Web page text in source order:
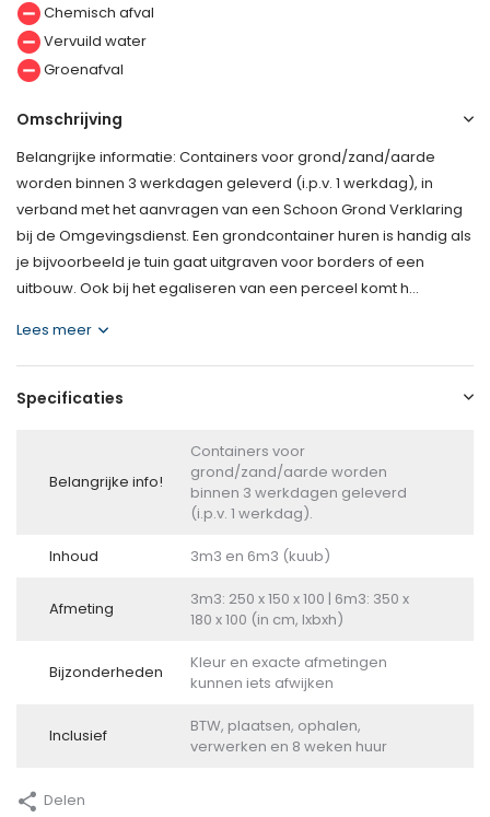
Chemisch afval
Vervuild water
Groenafval
Omschrijving
Belangrijke informatie: Containers voor grond/zand/aarde
worden binnen 3 werkdagen geleverd (i.p.v. 1 werkdag), in
verband met het aanvragen van een Schoon Grond Verklaring
bij de Omgevingsdienst. Een grondcontainer huren is handig als
je bijvoorbeeld je tuin gaat uitgraven voor borders of een
uitbouw. Ook bij het egaliseren van een perceel komt h...
Lees meer
Specificaties
Belangrijke info!
Containers voor
grond/zand/aarde worden
binnen 3 werkdagen geleverd
(i.p.v. 1 werkdag).
Inhoud 3m3 en 6m3 (kuub)
Afmeting
3m3: 250 x 150 x 100 | 6m3: 350 x
180 x 100 (in cm, lxbxh)
Bijzonderheden
Kleur en exacte afmetingen
kunnen iets afwijken
Inclusief
BTW, plaatsen, ophalen,
verwerken en 8 weken huur
Delen